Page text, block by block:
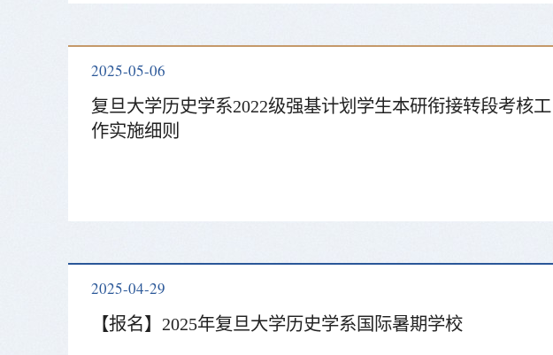
2025-05-06
复旦大学历史学系2022级强基计划学生本研衔接转段考核工
作实施细则
2025-04-29
【报名】2025年复旦大学历史学系国际暑期学校